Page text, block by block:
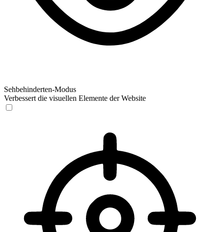
Sehbehinderten-Modus
Verbessert die visuellen Elemente der Website